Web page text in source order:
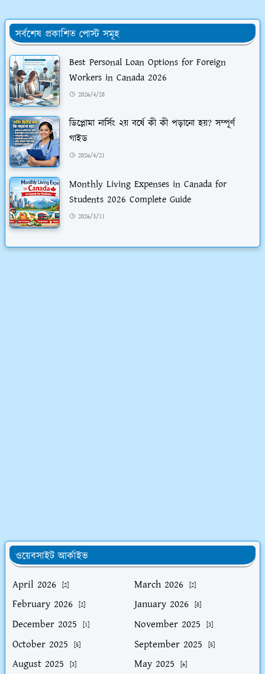
সর্বশেষ প্রকাশিত পোস্ট সমূহ
Best Personal Loan Options for Foreign
Workers in Canada 2026
2026/4/28
ডিপ্লোমা নার্সিং ২য় বর্ষে কী কী পড়ানো হয়? সম্পূর্ণ
গাইড
2026/4/21
Monthly Living Expenses in Canada for
Students 2026 Complete Guide
2026/3/11
ওয়েবসাইট আর্কাইভ
April 2026
[2] March 2026 [2]
February 2026 [2] January 2026 [8]
December 2025 [1] November 2025 [3]
October 2025 [5] September 2025 [5]
August 2025 [3] May 2025 [6]